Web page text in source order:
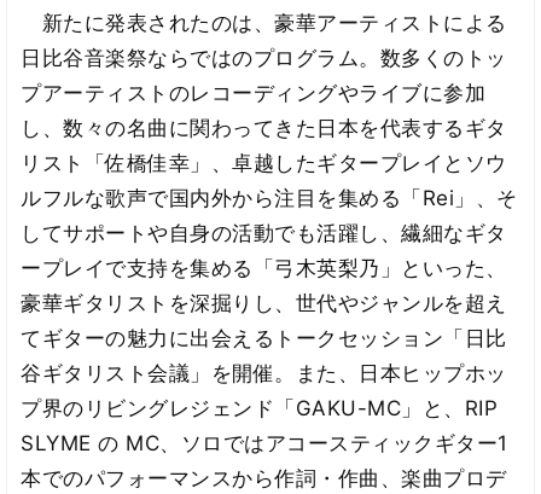
新たに発表されたのは、豪華アーティストによる
日比谷音楽祭ならではのプログラム。数多くのトッ
プアーティストのレコーディングやライブに参加
し、数々の名曲に関わってきた日本を代表するギタ
リスト「佐橋佳幸」、卓越したギタープレイとソウ
ルフルな歌声で国内外から注目を集める「Rei」、そ
してサポートや自身の活動でも活躍し、繊細なギタ
ープレイで支持を集める「弓木英梨乃」といった、
豪華ギタリストを深掘りし、世代やジャンルを超え
てギターの魅力に出会えるトークセッション「日比
谷ギタリスト会議」を開催。また、日本ヒップホッ
プ界のリビングレジェンド「GAKU-MC」と、RIP
SLYME の MC、ソロではアコースティックギター1
本でのパフォーマンスから作詞・作曲、楽曲プロデ